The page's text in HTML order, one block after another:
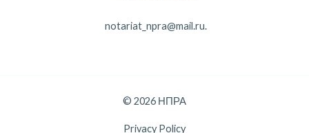
notariat_npra@mail.ru.
© 2026 НПРА
Privacy Policy